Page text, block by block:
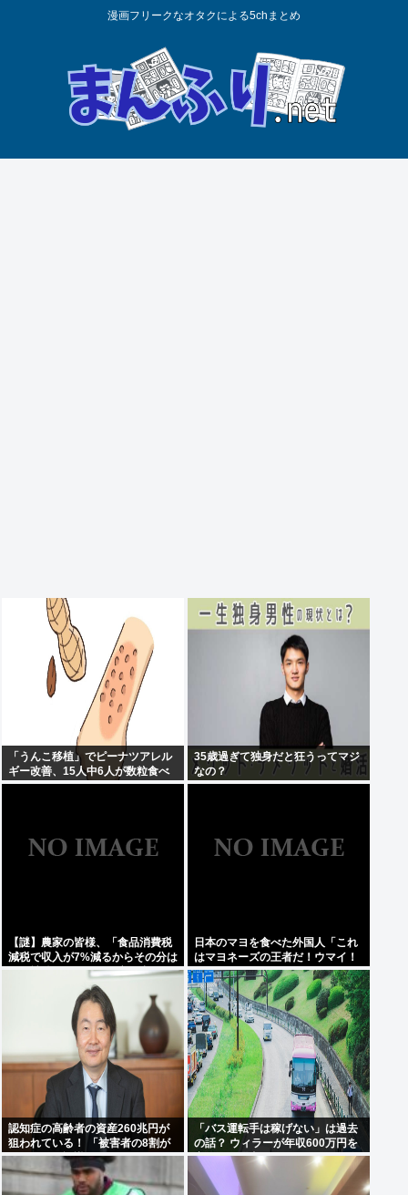
漫画フリークなオタクによる5chまとめ
「うんこ移植」でピーナツアレル
ギー改善、15人中6人が数粒食べ
られるように
35歳過ぎて独身だと狂うってマジ
なの？
【謎】農家の皆様、「食品消費税
減税で収入が7%減るからその分は
国が補償してくれ」と言い出す
日本のマヨを食べた外国人「これ
はマヨネーズの王者だ！ウマイ！
うますぎる！どこで買えるん
だ？」
認知症の高齢者の資産260兆円が
狙われている！ 「被害者の8割が
だまされた認識なし」
「バス運転手は稼げない」は過去
の話？ ウィラーが年収600万円を
実現した理由